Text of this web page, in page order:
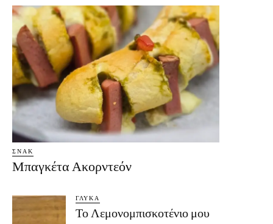
ΣΝΑΚ
Μπαγκέτα Ακορντεόν
ΓΛΥΚΆ
Το Λεμονομπισκοτένιο μου